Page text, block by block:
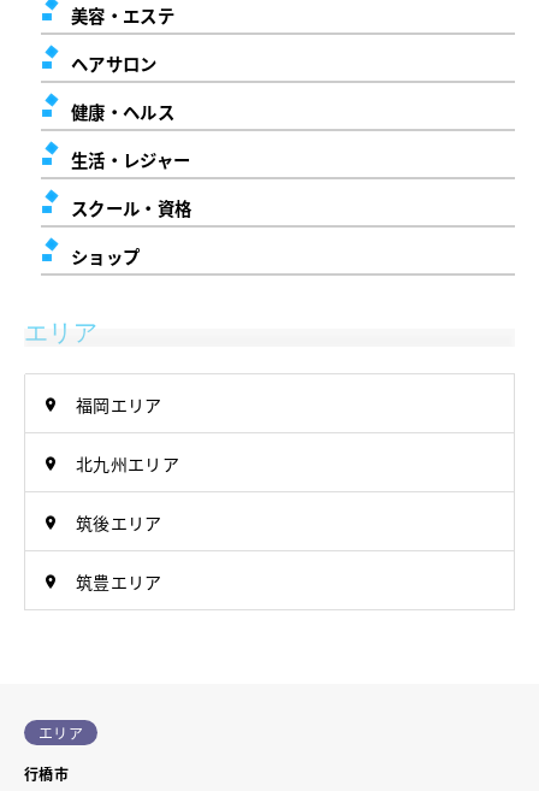
美容・エステ
ヘアサロン
健康・ヘルス
生活・レジャー
スクール・資格
ショップ
エリア
福岡エリア
北九州エリア
筑後エリア
筑豊エリア
エリア
行橋市